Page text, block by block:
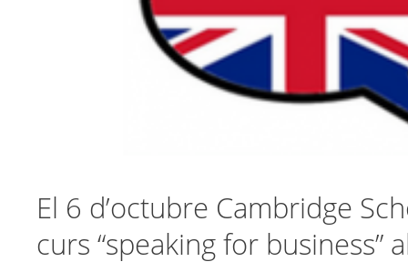
El 6 d’octubre Cambridge
curs “speaking for business”